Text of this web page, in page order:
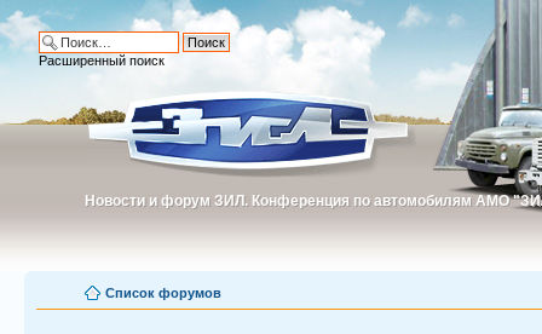
Новости и форум ЗИЛ. Конференция по автомобилям АМО
Новости и форум ЗИЛ. Конференция по автомобилям АМО
Расширенный поиск
Список форумов